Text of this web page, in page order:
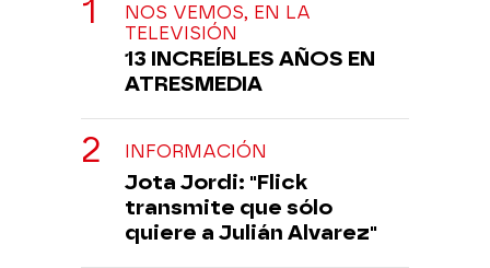
NOS VEMOS, EN LA
TELEVISIÓN
13 INCREÍBLES AÑOS EN
ATRESMEDIA
INFORMACIÓN
Jota Jordi: "Flick
transmite que sólo
quiere a Julián Alvarez"